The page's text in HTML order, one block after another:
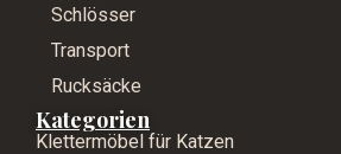
Schlösser
Transport
Rucksäcke
Kategorien
Klettermöbel für Katzen